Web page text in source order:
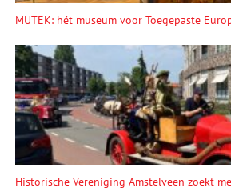
MUTEK: hét museum voor Toegepaste
Historische Vereniging Amstelveen zoekt